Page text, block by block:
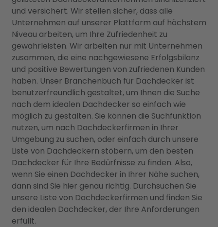
und versichert. Wir stellen sicher, dass alle
Unternehmen auf unserer Plattform auf höchstem
Niveau arbeiten, um Ihre Zufriedenheit zu
gewährleisten. Wir arbeiten nur mit Unternehmen
zusammen, die eine nachgewiesene Erfolgsbilanz
und positive Bewertungen von zufriedenen Kunden
haben. Unser Branchenbuch für Dachdecker ist
benutzerfreundlich gestaltet, um Ihnen die Suche
nach dem idealen Dachdecker so einfach wie
möglich zu gestalten. Sie können die Suchfunktion
nutzen, um nach Dachdeckerfirmen in Ihrer
Umgebung zu suchen, oder einfach durch unsere
Liste von Dachdeckern stöbern, um den besten
Dachdecker für Ihre Bedürfnisse zu finden. Also,
wenn Sie einen Dachdecker in Ihrer Nähe suchen,
dann sind Sie hier genau richtig. Durchsuchen Sie
unsere Liste von Dachdeckerfirmen und finden Sie
den idealen Dachdecker, der Ihre Anforderungen
erfüllt.